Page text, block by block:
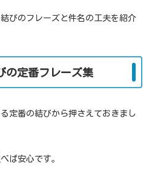
びのフレーズと件名の工夫を紹介
の定番フレーズ集
定番の結びから押さえておきまし
ば安心です。